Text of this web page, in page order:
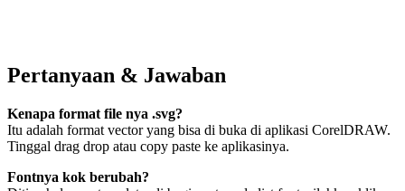
Pertanyaan & Jawaban
Kenapa format file nya .svg?
Itu adalah format vector yang bisa di buka di aplikasi CorelDRAW.
Tinggal drag drop atau copy paste ke aplikasinya.
Fontnya kok berubah?